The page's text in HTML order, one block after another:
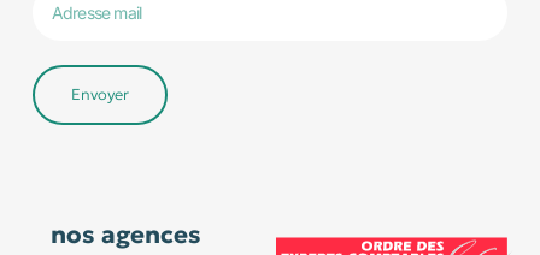
Envoyer
nos agences